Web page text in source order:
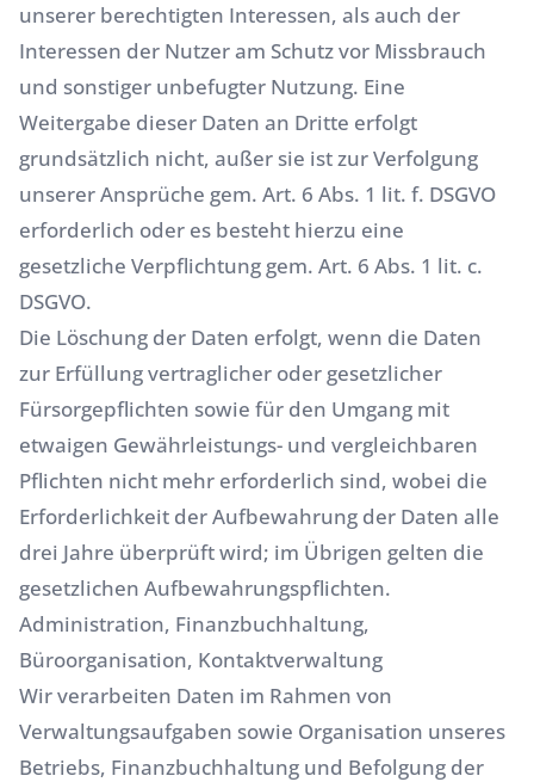
unserer berechtigten Interessen, als auch der
Interessen der Nutzer am Schutz vor Missbrauch
und sonstiger unbefugter Nutzung. Eine
Weitergabe dieser Daten an Dritte erfolgt
grundsätzlich nicht, außer sie ist zur Verfolgung
unserer Ansprüche gem. Art. 6 Abs. 1 lit. f. DSGVO
erforderlich oder es besteht hierzu eine
gesetzliche Verpflichtung gem. Art. 6 Abs. 1 lit. c.
DSGVO.
Die Löschung der Daten erfolgt, wenn die Daten
zur Erfüllung vertraglicher oder gesetzlicher
Fürsorgepflichten sowie für den Umgang mit
etwaigen Gewährleistungs- und vergleichbaren
Pflichten nicht mehr erforderlich sind, wobei die
Erforderlichkeit der Aufbewahrung der Daten alle
drei Jahre überprüft wird; im Übrigen gelten die
gesetzlichen Aufbewahrungspflichten.
Administration, Finanzbuchhaltung,
Büroorganisation, Kontaktverwaltung
Wir verarbeiten Daten im Rahmen von
Verwaltungsaufgaben sowie Organisation unseres
Betriebs, Finanzbuchhaltung und Befolgung der